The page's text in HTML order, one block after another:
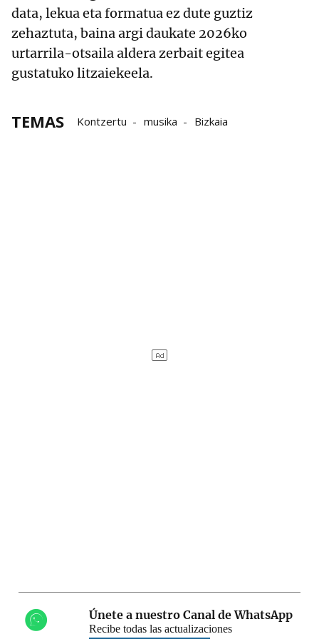
data, lekua eta formatua ez dute guztiz
zehaztuta, baina argi daukate 2026ko
urtarrila-otsaila aldera zerbait egitea
gustatuko litzaiekeela.
TEMAS Kontzertu musika Bizkaia
Únete a nuestro Canal de WhatsApp
Recibe todas las actualizaciones